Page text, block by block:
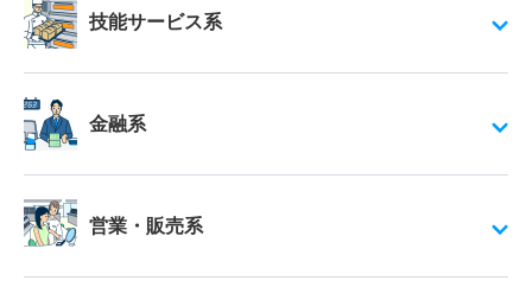
技能サービス系
金融系
営業・販売系